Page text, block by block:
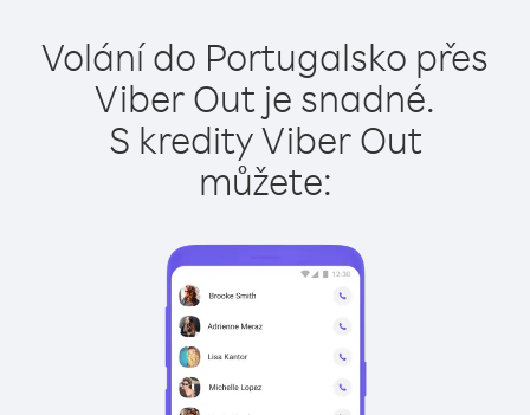
Volání do Portugalsko přes
Viber Out je snadné.
S kredity Viber Out
můžete: